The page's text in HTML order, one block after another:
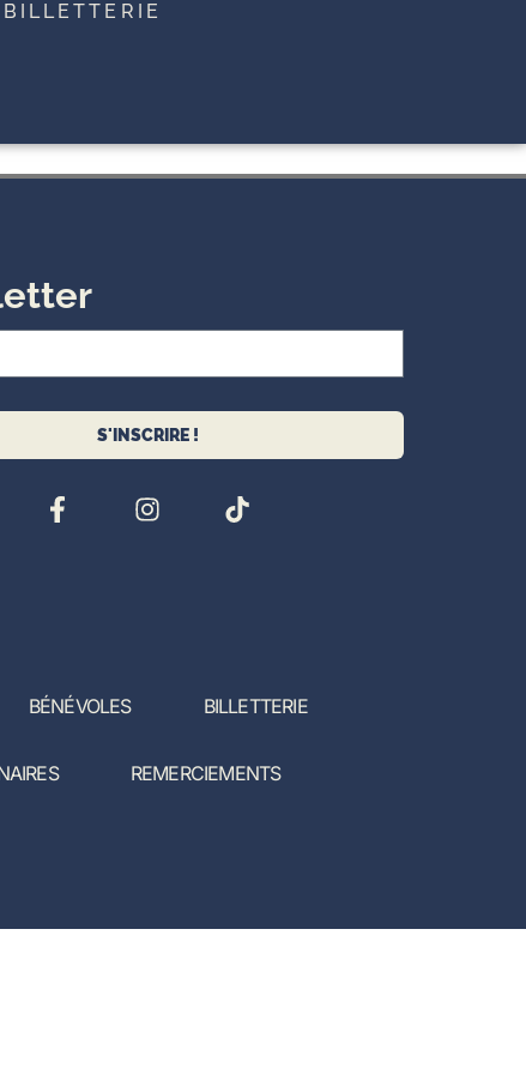
BILLETTERIE
S'INSCRIRE !
BÉNÉVOLES BILLETTERIE
REMERCIEMENTS